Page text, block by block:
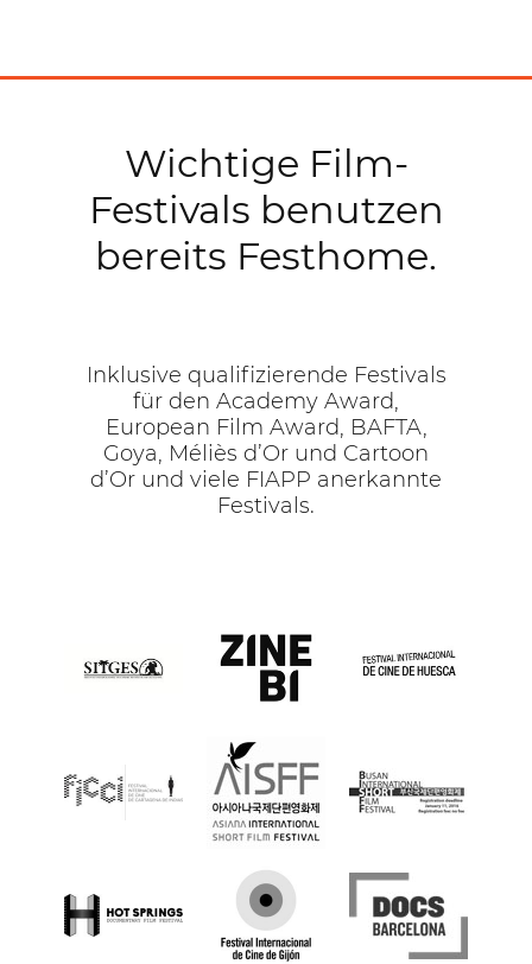
Wichtige Film-
Festivals benutzen
bereits Festhome.
Inklusive qualifizierende Festivals
für den Academy Award,
European Film Award, BAFTA,
Goya, Méliès d’Or und Cartoon
d’Or und viele FIAPP anerkannte
Festivals.